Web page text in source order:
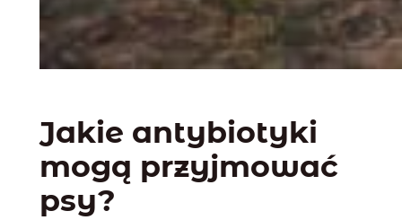
Jakie antybiotyki
mogą przyjmować
psy?